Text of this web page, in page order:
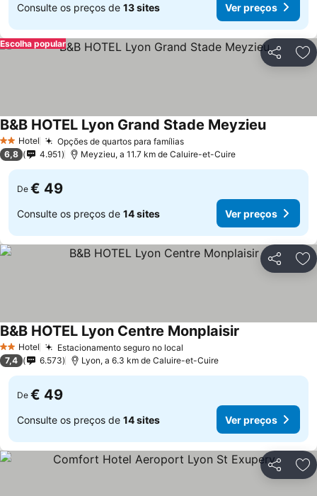
Consulte os preços de 13 sites Ver preços
Partilhar
Escolha popular
2 Estrelas
Hotel Opções de quartos para famílias
B&B HOTEL Lyon Grand Stade Meyzieu
6,8 4.951 Meyzieu, a 11.7 km de Caluire-et-Cuire
De € 49
Consulte os preços de 14 sites Ver preços
Partilhar
2 Estrelas
Hotel Estacionamento seguro no local
B&B HOTEL Lyon Centre Monplaisir
7,4 6.573 Lyon, a 6.3 km de Caluire-et-Cuire
De € 49
Consulte os preços de 14 sites Ver preços
Partilhar